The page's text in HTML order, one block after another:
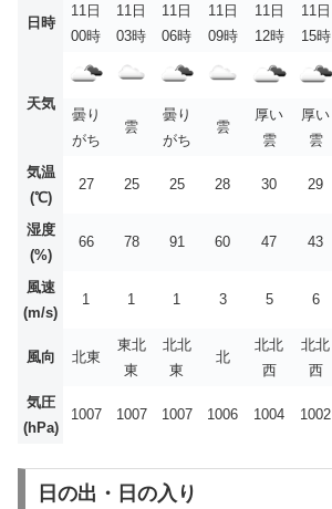
日時
11日
00時
11日
03時
11日
06時
11日
09時
11日
12時
11日
15時
天気
曇り
がち
雲
曇り
がち
雲
厚い
雲
厚い
雲
気温
(℃)
27 25 25 28 30 29
湿度
(%)
66 78 91 60 47 43
風速
(m/s)
1 1 1 3 5 6
風向 北東
東北
東
北北
東
北
北北
西
北北
西
気圧
(hPa)
1007 1007 1007 1006 1004 1002
日の出・日の入り